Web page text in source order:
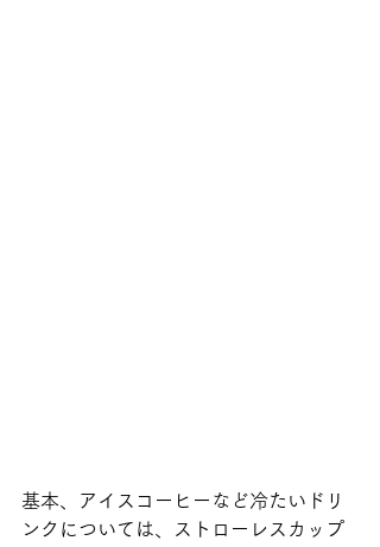
基本、アイスコーヒーなど冷たいドリ
ンクについては、ストローレスカップ